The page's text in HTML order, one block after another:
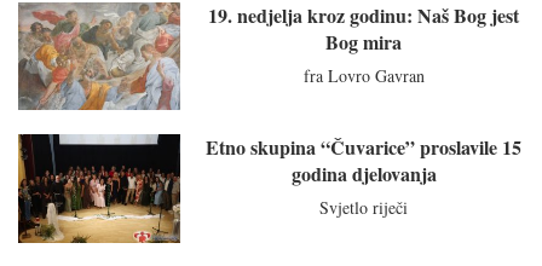
19. nedjelja kroz godinu: Naš Bog jest
Bog mira
fra Lovro Gavran
Etno skupina “Čuvarice” proslavile 15
godina djelovanja
Svjetlo riječi